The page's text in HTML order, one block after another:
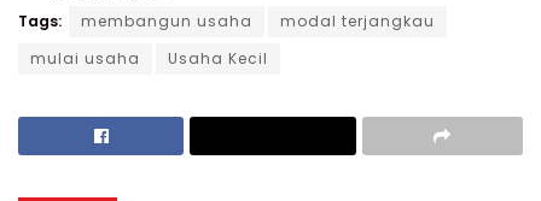
Tags: membangun usaha
modal terjangkau
mulai usaha
Usaha Kecil